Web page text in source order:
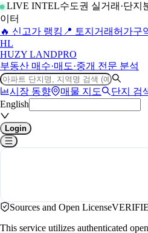
LIVE INTEL수도권 실거래·단지
이터
🔥 신고가 랭킹 📍 토지거래허가구
HL
HUZY LANDPRO
부동산 매수·매도·중개 전문 분석
시장 동향 매물 지도 단지 검
English
Login
Sources and Open License
This service utilizes authenticated